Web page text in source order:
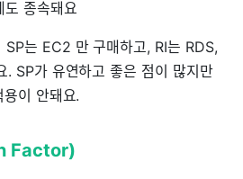
종속돼요
SP는 EC2 만 구매하고, RI는 RDS,
. SP가 유연하고 좋은 점이 많지만
이 안돼요.
Factor)